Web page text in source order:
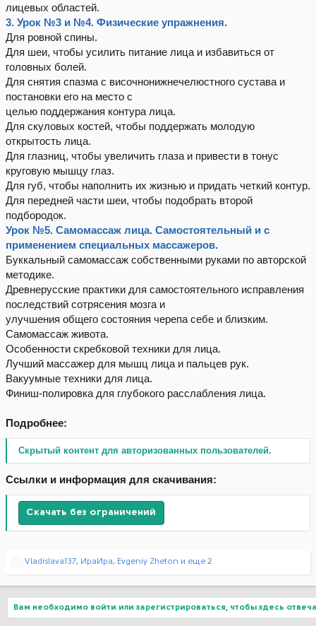
лицевых областей.
3. Урок №3 и №4. Физические упражнения.
Для ровной спины.
Для шеи, чтобы усилить питание лица и избавиться от
головных болей.
Для снятия спазма с височнонижнечелюстного сустава и
постановки его на место с
целью поддержания контура лица.
Для скуловых костей, чтобы поддержать молодую
открытость лица.
Для глазниц, чтобы увеличить глаза и привести в тонус
круговую мышцу глаз.
Для губ, чтобы наполнить их жизнью и придать четкий контур.
Для передней части шеи, чтобы подобрать второй
подбородок.
Урок №5. Самомассаж лица. Самостоятельный и с
применением специальных массажеров.
Буккальный самомассаж собственными руками по авторской
методике.
Древнерусские практики для самостоятельного исправления
последствий сотрясения мозга и
улучшения общего состояния черепа себе и близким.
Самомассаж живота.
Особенности скребковой техники для лица.
Лучший массажер для мышц лица и пальцев рук.
Вакуумные техники для лица.
Финиш-полировка для глубокого расслабления лица.
Подробнее:
Скрытый контент для авторизованных пользователей.
Ссылки и информация для скачивания:
Скачать без ограничений
Р
ц
и
Vladislava137, ИраИра, Evgeniy Zheton и еще 2
Вам необходимо войти или зарегистрироваться, чтобы здесь